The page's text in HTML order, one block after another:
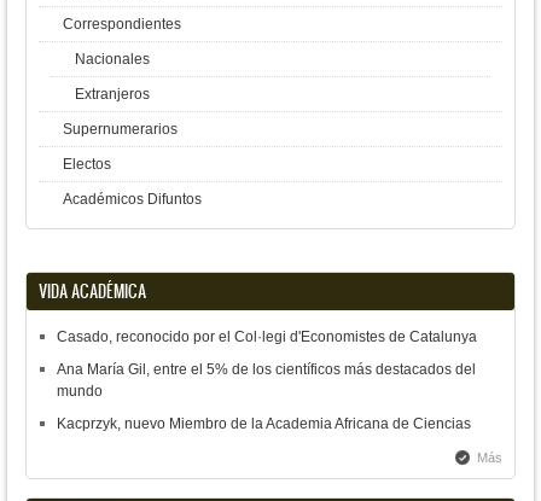
Correspondientes
Nacionales
Extranjeros
Supernumerarios
Electos
Académicos Difuntos
VIDA ACADÉMICA
Casado, reconocido por el Col·legi d'Economistes de Catalunya
Ana María Gil, entre el 5% de los científicos más destacados del
mundo
Kacprzyk, nuevo Miembro de la Academia Africana de Ciencias
Más